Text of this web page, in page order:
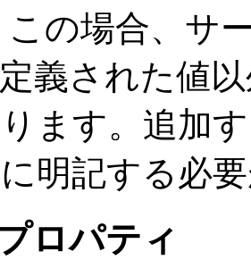
この場合、サ
義された値
ます。追加
明記する必
ロパティ